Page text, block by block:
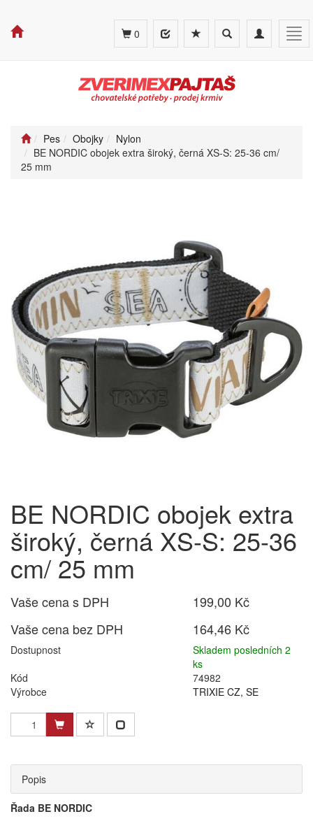
Toggle
navigation
Toggle
search
0
Pes Obojky
Nylon
BE NORDIC obojek extra široký, černá XS-S: 25-36 cm/
25 mm
BE NORDIC obojek extra
široký, černá XS-S: 25-36
cm/ 25 mm
Vaše cena s DPH
199,00 Kč
Vaše cena bez DPH
164,46 Kč
Dostupnost
Skladem posledních 2
ks
Kód
74982
Výrobce
TRIXIE CZ, SE
Popis
Řada BE NORDIC